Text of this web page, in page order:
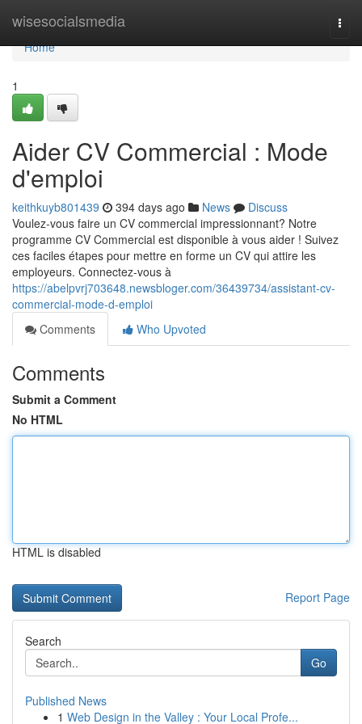
wisesocialsmedia
Home
Home
1
Aider CV Commercial : Mode
d'emploi
keithkuyb801439 394 days ago News
Discuss
Voulez-vous faire un CV commercial impressionnant? Notre
programme CV Commercial est disponible à vous aider ! Suivez
ces faciles étapes pour mettre en forme un CV qui attire les
employeurs. Connectez-vous à
https://abelpvrj703648.newsbloger.com/36439734/assistant-cv-
commercial-mode-d-emploi
Comments
Who Upvoted
Comments
Submit a Comment
No HTML
HTML is disabled
Report Page
Search
Go
Published News
1 Web Design in the Valley : Your Local Profe...